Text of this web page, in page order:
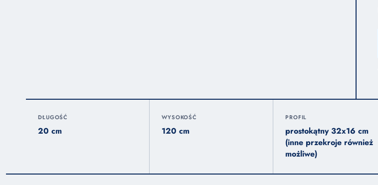
DŁUGOŚĆ
20 cm
WYSOKOŚĆ
120 cm
PROFIL
prostokątny 32x16 cm
(inne przekroje również
możliwe)